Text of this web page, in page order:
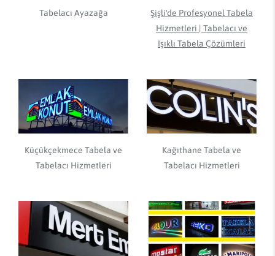
Tabelacı Ayazağa
Şişli'de Profesyonel Tabela
Hizmetleri | Tabelacı ve
Işıklı Tabela Çözümleri
Küçükçekmece Tabela ve
Tabelacı Hizmetleri
Kağıthane Tabela ve
Tabelacı Hizmetleri